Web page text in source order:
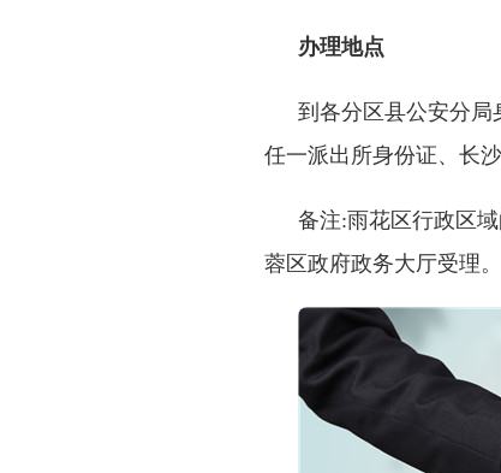
办理地点
到各分区县公安分局
任一派出所身份证、长
备注:雨花区行政区
蓉区政府政务大厅受理。